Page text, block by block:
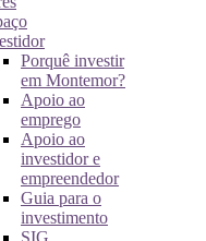
Porquê investir
em Montemor?
Apoio ao
emprego
Apoio ao
investidor e
empreendedor
Guia para o
investimento
SIG